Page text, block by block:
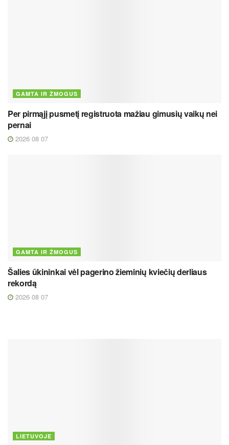
GAMTA IR ŽMOGUS
Per pirmąjį pusmetį registruota mažiau gimusių vaikų nei
pernai
2026 08 07
GAMTA IR ŽMOGUS
Šalies ūkininkai vėl pagerino žieminių kviečių derliaus
rekordą
2026 08 07
LIETUVOJE